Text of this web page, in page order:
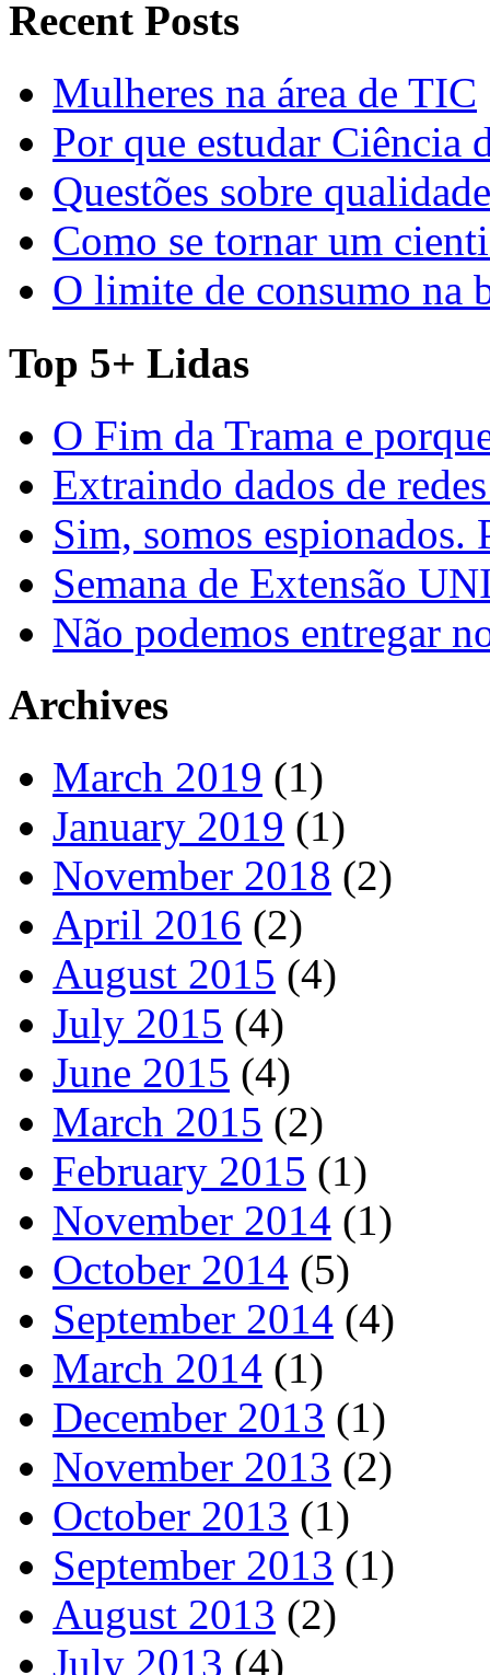
Recent Posts
Mulheres na área de TIC
Por que estudar Ciência
Questões sobre
Como se tornar um
O limite de consumo na
Top 5+ Lidas
O Fim da Trama e
Extraindo dados de
Sim, somos espionados.
Semana de Extensão
Não podemos entregar
Archives
March 2019 (1)
January 2019 (1)
November 2018 (2)
April 2016 (2)
August 2015 (4)
July 2015 (4)
June 2015 (4)
March 2015 (2)
February 2015 (1)
November 2014 (1)
October 2014 (5)
September 2014 (4)
March 2014 (1)
December 2013 (1)
November 2013 (2)
October 2013 (1)
September 2013 (1)
August 2013 (2)
July 2013 (4)